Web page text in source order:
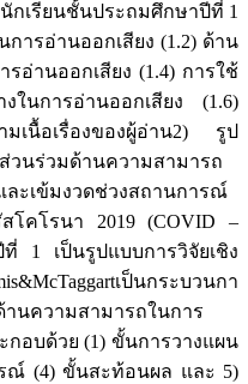
กเรียนชั้นประถมศึกษาปีที่ 1
การอ่านออกเสียง (1.2) ด้าน
อ่านออกเสียง (1.4) การใช้
นการอ่านออกเสียง (1.6)
มเนื้อเรื่องของผู้อ่าน2) รูป
วนร่วมด้านความสามารถ
ะเข้มงวดช่วงสถานการณ์
สโคโรนา 2019 (COVID –
1 เป็นรูปแบบการวิจัยเชิง
เป็นกระบวนกา
นความสามารถในการ
กอบด้วย (1) ขั้นการวางแผน
ณ์ (4) ขั้นสะท้อนผล และ 5)